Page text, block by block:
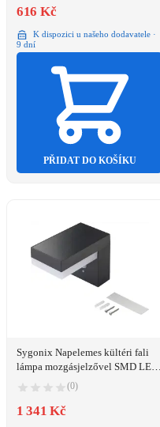
616 Kč
K dispozici u našeho dodavatele ·
9 dní
PŘIDAT DO KOŠÍKU
Sygonix Napelemes kültéri fali
lámpa mozgásjelzővel SMD LED
6 W Fekete (SY-4715526)
(0)
1 341 Kč